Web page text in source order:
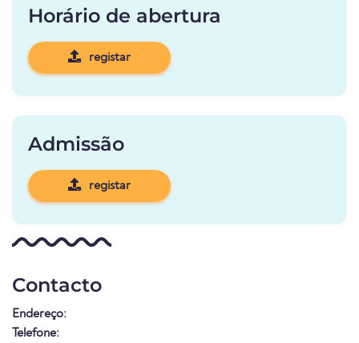
Horário de abertura
registar
Admissão
registar
Contacto
Endereço:
Telefone: